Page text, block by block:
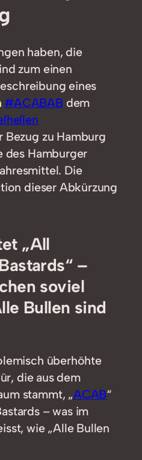
haben, die
zum einen
eines
#ACABAB dem
Bezug zu Hamburg
des Hamburger
Die
dieser Abkürzung
„All
–
soviel
Bullen sind
überhöhte
die aus dem
stammt, „ACAB“
– was im
wie „Alle Bullen